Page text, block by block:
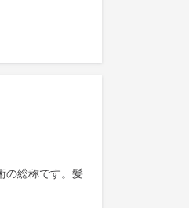
の総称です。髪